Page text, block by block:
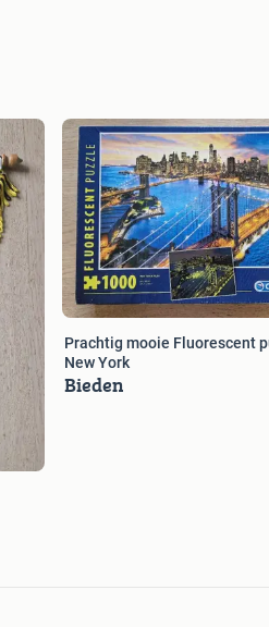
Prachtig mooie Fluorescent puzzel
New York
Bieden